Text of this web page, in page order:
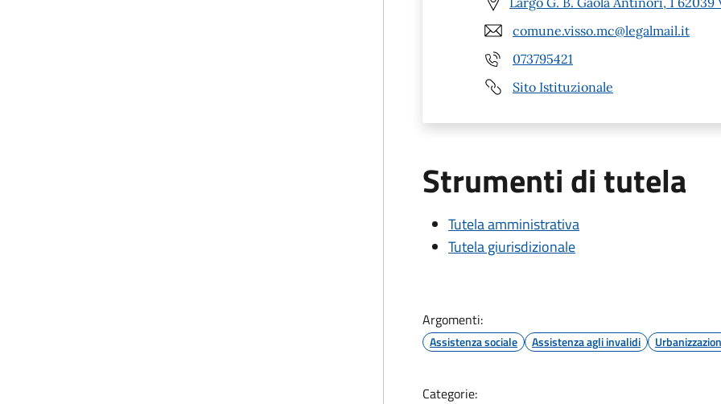
comune.visso.mc@legalmail.it
073795421
Sito Istituzionale
Strumenti di tutela
Tutela amministrativa
Tutela giurisdizionale
Argomenti:
Assistenza sociale Assistenza agli invalidi
Categorie: